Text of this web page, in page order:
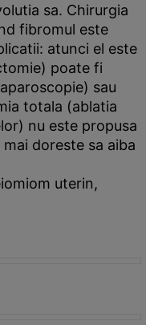
sa. Chirurgia
fibromul este
atunci el este
poate fi
sau
totala (ablatia
nu este propusa
doreste sa aiba
uterin,